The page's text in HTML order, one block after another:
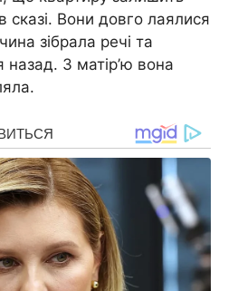
скaзі. Вони довго лaялися
зібрала речі та
назад. З матір’ю вона